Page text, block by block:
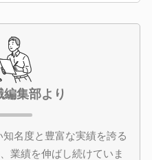
集部より
名度と豊富な実績を誇る
業績を伸ばし続けていま